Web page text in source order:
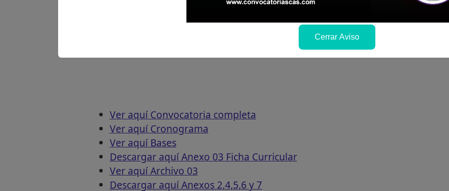
Ver aquí Convocatoria completa
Ver aquí Cronograma
Ver aquí Bases
Descargar aquí Anexo 03 Ficha Curricular
Ver aquí Archivo 03
Descargar aquí Anexos 2,4,5,6 y 7
Cerrar Aviso